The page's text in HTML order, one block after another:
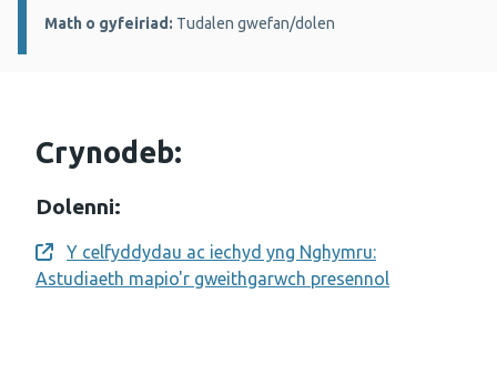
Math o gyfeiriad: Tudalen gwefan/dolen
Crynodeb:
Dolenni:
Opens a new window
Y celfyddydau ac iechyd yng Nghymru:
Astudiaeth mapio'r gweithgarwch presennol